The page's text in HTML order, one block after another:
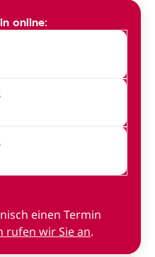
online:
einen Termin
rufen wir Sie an.